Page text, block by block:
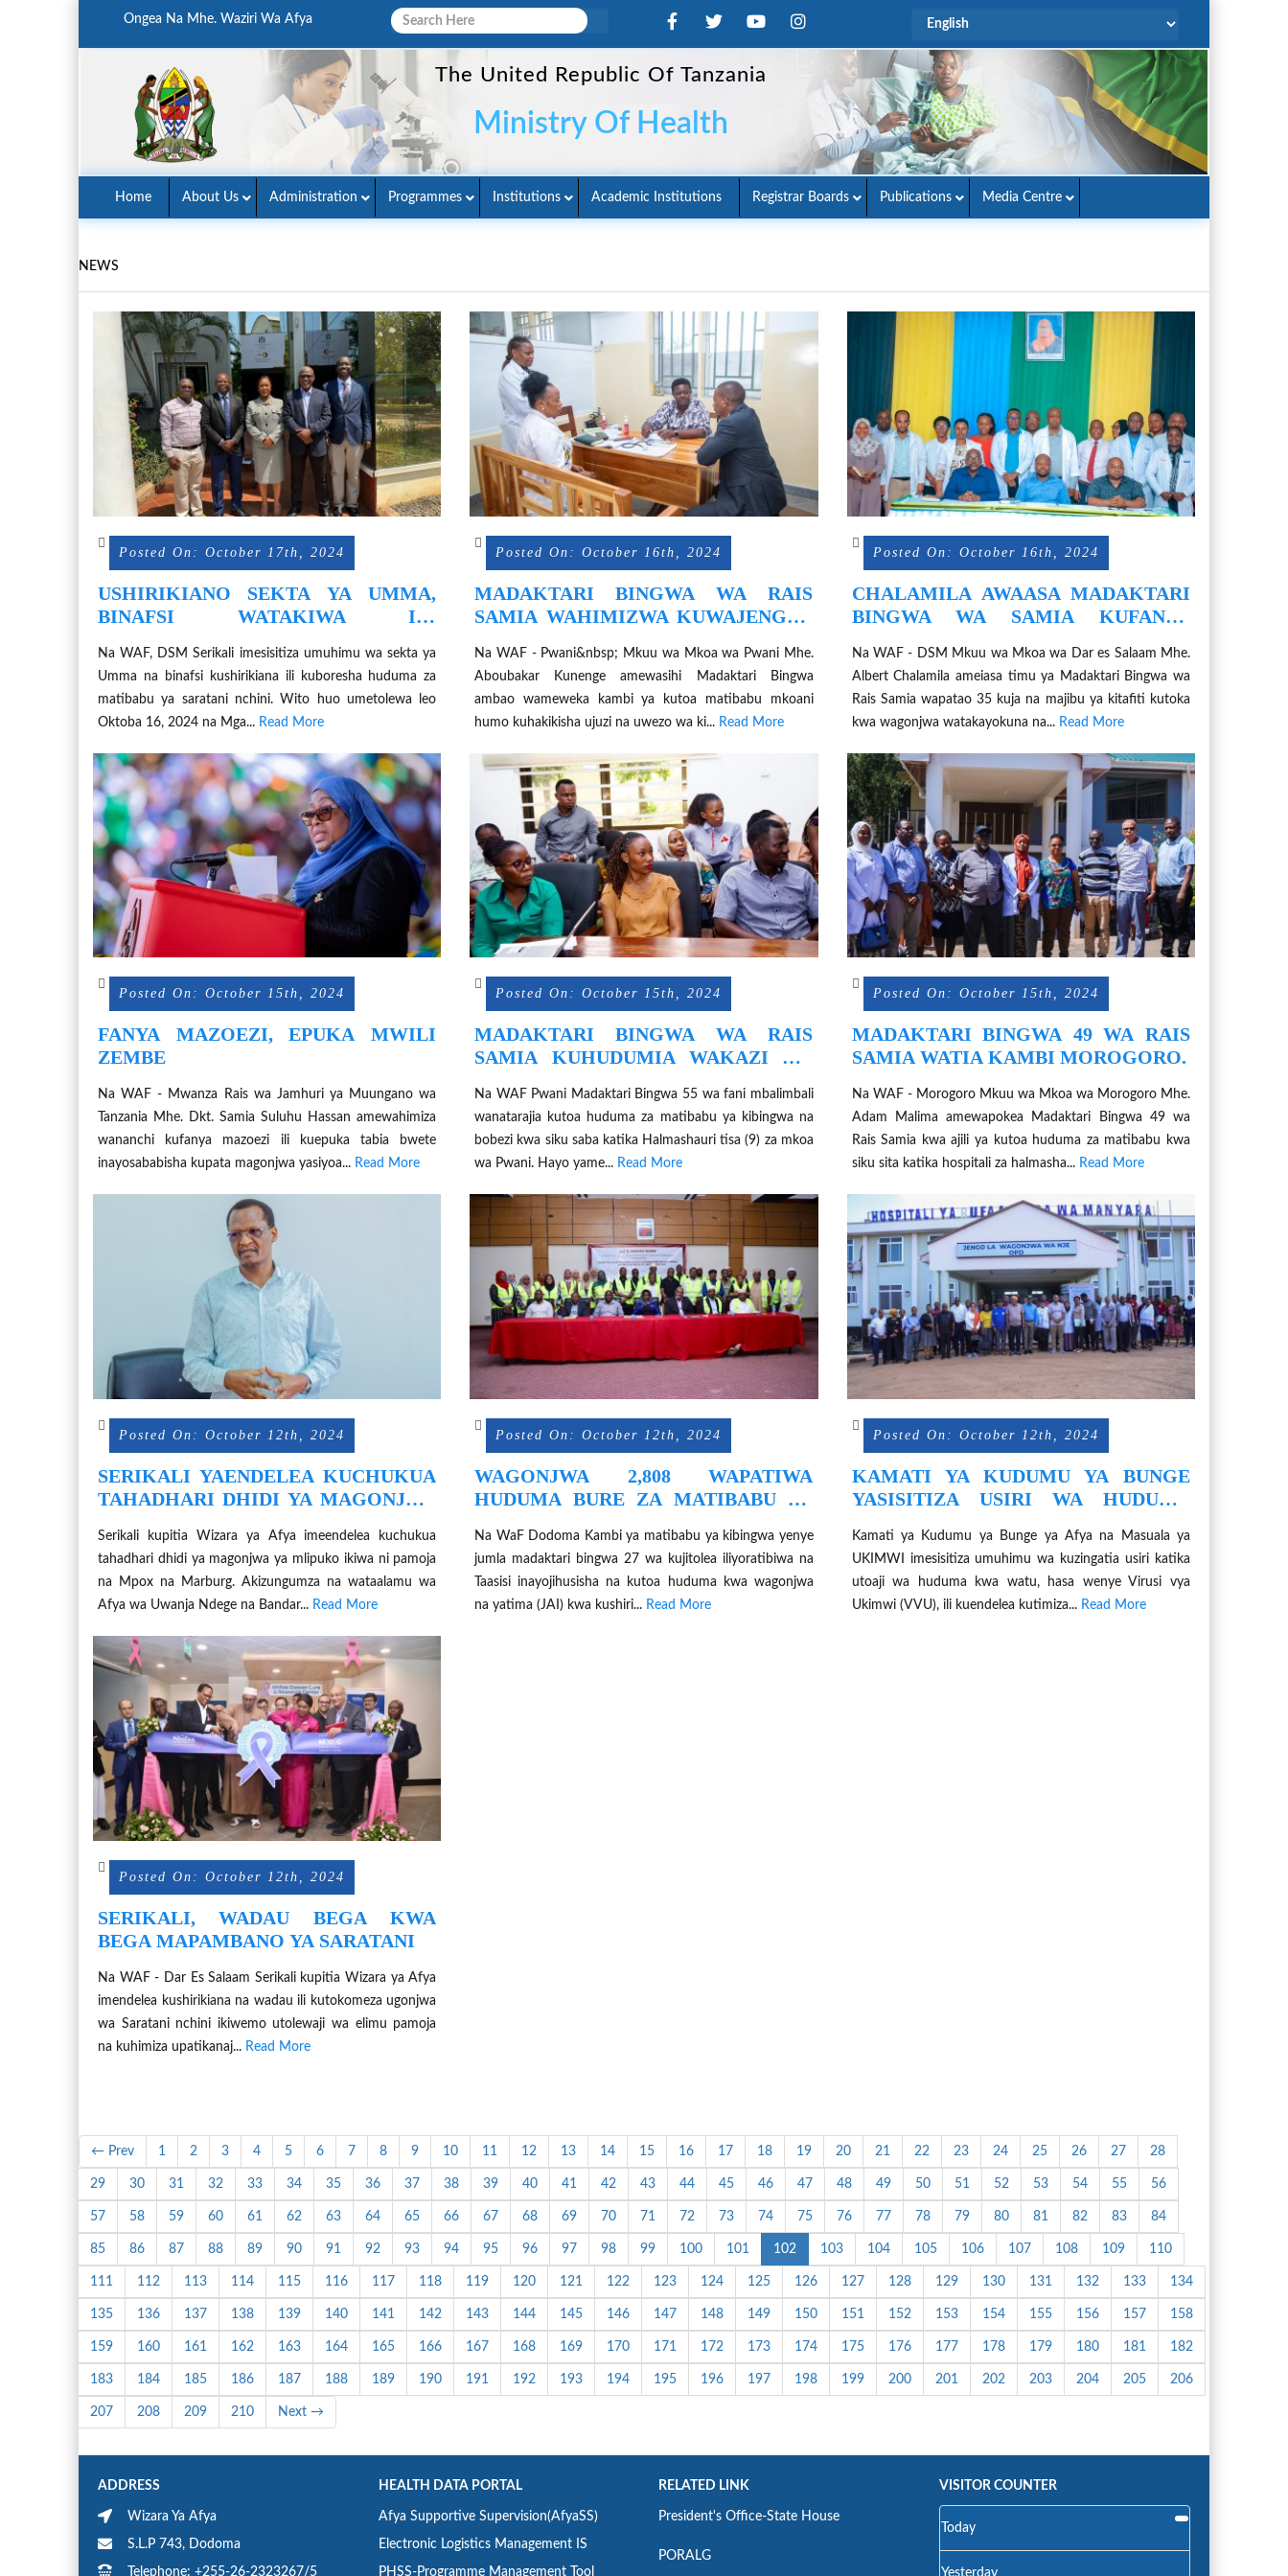
Ongea Na Mhe. Waziri Wa Afya
The United Republic Of Tanzania
Ministry Of Health
Home About Us Administration Programmes Institutions Academic Institutions Registrar Boards Publications Media Centre
NEWS
Posted On: October 17th, 2024
USHIRIKIANO SEKTA YA UMMA,
BINAFSI WATAKIWA ILI
SARATANI NCHINI
Na WAF, DSM Serikali imesisitiza umuhimu wa sekta ya
Umma na binafsi kushirikiana ili kuboresha huduma za
matibabu ya saratani nchini. Wito huo umetolewa leo
Oktoba 16, 2024 na Mga... Read More
Posted On: October 16th, 2024
MADAKTARI BINGWA WA RAIS
SAMIA WAHIMIZWA KUWAJENGEA
KAZI
Na WAF - Pwani&nbsp; Mkuu wa Mkoa wa Pwani Mhe.
Aboubakar Kunenge amewasihi Madaktari Bingwa
ambao wameweka kambi ya kutoa matibabu mkoani
humo kuhakikisha ujuzi na uwezo wa ki... Read More
Posted On: October 16th, 2024
CHALAMILA AWAASA MADAKTARI
BINGWA WA SAMIA KUFANYA
Na WAF - DSM Mkuu wa Mkoa wa Dar es Salaam Mhe.
Albert Chalamila ameiasa timu ya Madaktari Bingwa wa
Rais Samia wapatao 35 kuja na majibu ya kitafiti kutoka
kwa wagonjwa watakayokuna na... Read More
Posted On: October 15th, 2024
FANYA MAZOEZI, EPUKA MWILI
ZEMBE
Na WAF - Mwanza Rais wa Jamhuri ya Muungano wa
Tanzania Mhe. Dkt. Samia Suluhu Hassan amewahimiza
wananchi kufanya mazoezi ili kuepuka tabia bwete
inayosababisha kupata magonjwa yasiyoa... Read More
Posted On: October 15th, 2024
MADAKTARI BINGWA WA RAIS
SAMIA KUHUDUMIA WAKAZI WA
Na WAF Pwani Madaktari Bingwa 55 wa fani mbalimbali
wanatarajia kutoa huduma za matibabu ya kibingwa na
bobezi kwa siku saba katika Halmashauri tisa (9) za mkoa
wa Pwani. Hayo yame... Read More
Posted On: October 15th, 2024
MADAKTARI BINGWA 49 WA RAIS
SAMIA WATIA KAMBI MOROGORO.
Na WAF - Morogoro Mkuu wa Mkoa wa Morogoro Mhe.
Adam Malima amewapokea Madaktari Bingwa 49 wa
Rais Samia kwa ajili ya kutoa huduma za matibabu kwa
siku sita katika hospitali za halmasha... Read More
Posted On: October 12th, 2024
SERIKALI YAENDELEA KUCHUKUA
TAHADHARI DHIDI YA MAGONJWA
Serikali kupitia Wizara ya Afya imeendelea kuchukua
tahadhari dhidi ya magonjwa ya mlipuko ikiwa ni pamoja
na Mpox na Marburg. Akizungumza na wataalamu wa
Afya wa Uwanja Ndege na Bandar... Read More
Posted On: October 12th, 2024
WAGONJWA 2,808 WAPATIWA
HUDUMA BURE ZA MATIBABU YA
Na WaF Dodoma Kambi ya matibabu ya kibingwa yenye
jumla madaktari bingwa 27 wa kujitolea iliyoratibiwa na
Taasisi inayojihusisha na kutoa huduma kwa wagonjwa
na yatima (JAI) kwa kushiri... Read More
Posted On: October 12th, 2024
KAMATI YA KUDUMU YA BUNGE
YASISITIZA USIRI WA HUDUMA
Kamati ya Kudumu ya Bunge ya Afya na Masuala ya
UKIMWI imesisitiza umuhimu wa kuzingatia usiri katika
utoaji wa huduma kwa watu, hasa wenye Virusi vya
Ukimwi (VVU), ili kuendelea kutimiza... Read More
Posted On: October 12th, 2024
SERIKALI, WADAU BEGA KWA
BEGA MAPAMBANO YA SARATANI
Na WAF - Dar Es Salaam Serikali kupitia Wizara ya Afya
imendelea kushirikiana na wadau ili kutokomeza ugonjwa
wa Saratani nchini ikiwemo utolewaji wa elimu pamoja
na kuhimiza upatikanaj... Read More
← Prev 1 2 3 4 5 6 7 8 9 10 11 12 13 14 15 16 17 18 19 20 21 22 23 24 25 26 27 28
29 30 31 32 33 34 35 36 37 38 39 40 41 42 43 44 45 46 47 48 49 50 51 52 53 54 55 56
57 58 59 60 61 62 63 64 65 66 67 68 69 70 71 72 73 74 75 76 77 78 79 80 81 82 83 84
85 86 87 88 89 90 91 92 93 94 95 96 97 98 99 100 101 102 103 104 105 106 107 108 109 110
111 112 113 114 115 116 117 118 119 120 121 122 123 124 125 126 127 128 129 130 131 132 133 134
135 136 137 138 139 140 141 142 143 144 145 146 147 148 149 150 151 152 153 154 155 156 157 158
159 160 161 162 163 164 165 166 167 168 169 170 171 172 173 174 175 176 177 178 179 180 181 182
183 184 185 186 187 188 189 190 191 192 193 194 195 196 197 198 199 200 201 202 203 204 205 206
207 208 209 210 Next →
ADDRESS
Wizara Ya Afya
S.L.P 743, Dodoma
Telephone: +255-26-2323267/5
HEALTH DATA PORTAL
Afya Supportive Supervision(AfyaSS)
Electronic Logistics Management IS
PHSS-Programme Management Tool
RELATED LINK
President's Office-State House
PORALG
VISITOR COUNTER
Today
Yesterday